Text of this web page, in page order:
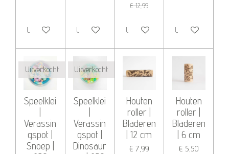
Uitverkocht Uitverkocht
€ 12,99
Uitverkocht Uitverkocht
Uitverkocht
Speelklei
Verassin
gspot |
Snoep |
Uitverkocht
Speelklei
Verassin
gspot |
Dinosaur
Houten
roller |
Bladeren
| 12 cm
€ 7,99
Houten
roller |
Bladeren
| 6 cm
€ 5,50